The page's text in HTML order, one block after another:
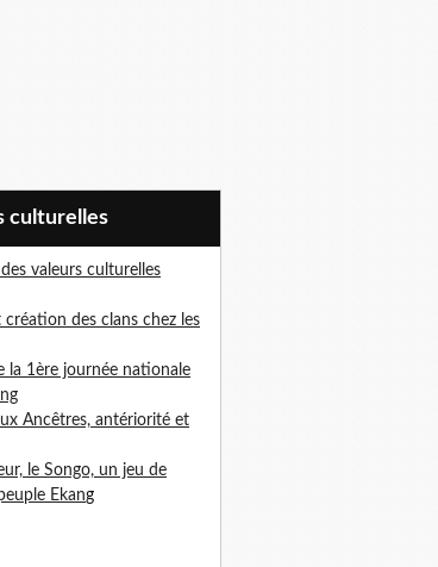
culturelles
des valeurs culturelles
création des clans chez les
la 1ère journée nationale
Ancêtres, antériorité et
le Songo, un jeu de
Ekang